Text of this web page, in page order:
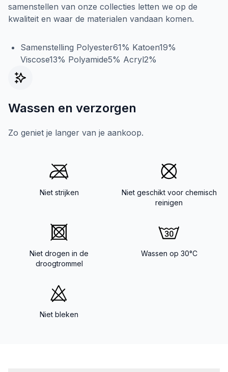
samenstellen van onze collecties letten we op de
kwaliteit en waar de materialen vandaan komen.
Samenstelling Polyester61% Katoen19%
Viscose13% Polyamide5% Acryl2%
Wassen en verzorgen
Zo geniet je langer van je aankoop.
Niet strijken
Niet geschikt voor chemisch
reinigen
Niet drogen in de
droogtrommel
Wassen op 30°C
Niet bleken